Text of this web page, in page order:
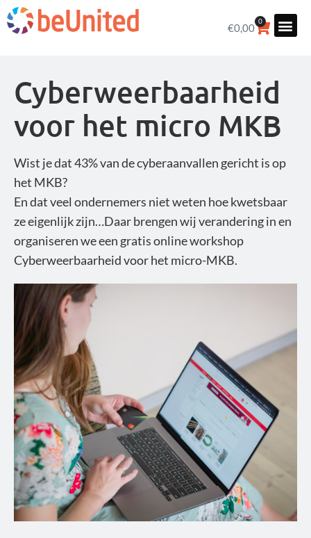
€0,00
0
Cyberweerbaarheid
voor het micro MKB
Wist je dat 43% van de cyberaanvallen gericht is op
het MKB?
En dat veel ondernemers niet weten hoe kwetsbaar
ze eigenlijk zijn…Daar brengen wij verandering in en
organiseren we een gratis online workshop
Cyberweerbaarheid voor het micro-MKB.